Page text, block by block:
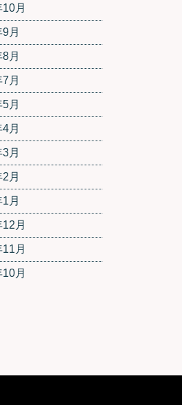
月
月
月
月
月
月
月
月
月
月
月
月